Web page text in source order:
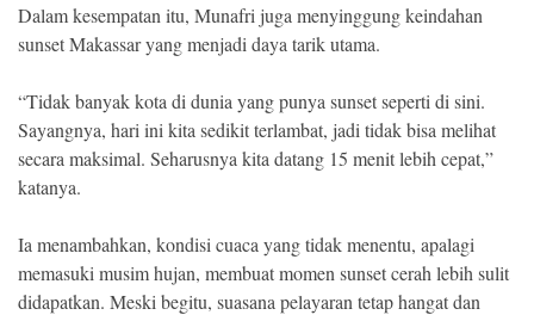
Dalam kesempatan itu, Munafri juga menyinggung keindahan
sunset Makassar yang menjadi daya tarik utama.
“Tidak banyak kota di dunia yang punya sunset seperti di sini.
Sayangnya, hari ini kita sedikit terlambat, jadi tidak bisa melihat
secara maksimal. Seharusnya kita datang 15 menit lebih cepat,”
katanya.
Ia menambahkan, kondisi cuaca yang tidak menentu, apalagi
memasuki musim hujan, membuat momen sunset cerah lebih sulit
didapatkan. Meski begitu, suasana pelayaran tetap hangat dan